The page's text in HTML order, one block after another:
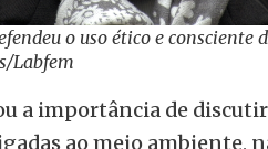
o uso ético e
Labfem
a importância de
ao meio ambiente,